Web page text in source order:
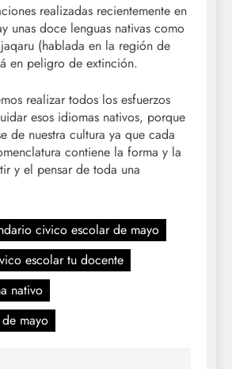
realizadas recientemente en
unas doce lenguas nativas como
(hablada en la región de
en peligro de extinción.
realizar todos los esfuerzos
esos idiomas nativos, porque
de nuestra cultura ya que cada
contiene la forma y la
y el pensar de toda una
civico escolar de mayo
escolar tu docente
nativo
mayo